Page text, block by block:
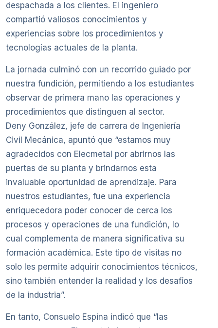
despachada a los clientes. El ingeniero
compartió valiosos conocimientos y
experiencias sobre los procedimientos y
tecnologías actuales de la planta.
La jornada culminó con un recorrido guiado por
nuestra fundición, permitiendo a los estudiantes
observar de primera mano las operaciones y
procedimientos que distinguen al sector.
Deny González, jefe de carrera de Ingeniería
Civil Mecánica, apuntó que “estamos muy
agradecidos con Elecmetal por abrirnos las
puertas de su planta y brindarnos esta
invaluable oportunidad de aprendizaje. Para
nuestros estudiantes, fue una experiencia
enriquecedora poder conocer de cerca los
procesos y operaciones de una fundición, lo
cual complementa de manera significativa su
formación académica. Este tipo de visitas no
solo les permite adquirir conocimientos técnicos,
sino también entender la realidad y los desafíos
de la industria”.
En tanto, Consuelo Espina indicó que “las